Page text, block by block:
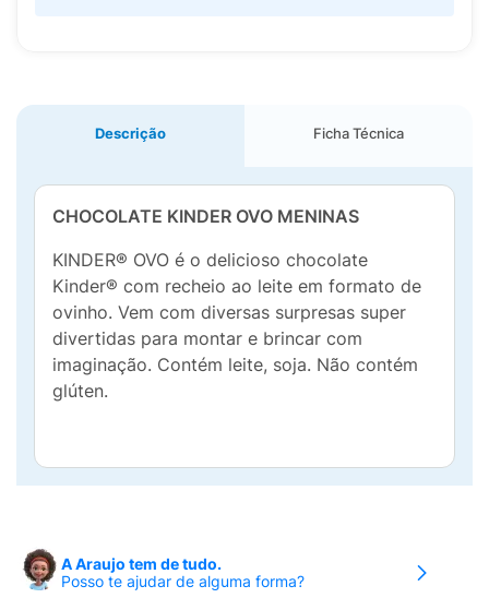
Descrição Ficha Técnica
CHOCOLATE KINDER OVO MENINAS
KINDER® OVO é o delicioso chocolate
Kinder® com recheio ao leite em formato de
ovinho. Vem com diversas surpresas super
divertidas para montar e brincar com
imaginação. Contém leite, soja. Não contém
glúten.
A Araujo tem de tudo.
Posso te ajudar de alguma forma?